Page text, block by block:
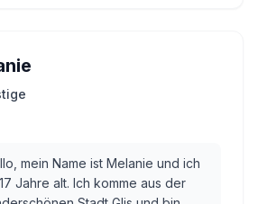
mein Name ist Melanie und ich
Jahre alt. Ich komme aus der